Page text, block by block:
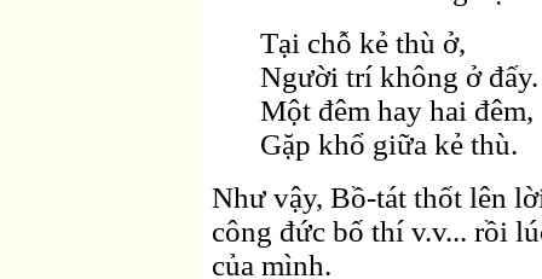
Tại chỗ kẻ thù ở,
Người trí không ở đấy.
Một đêm hay hai đêm,
Gặp khổ giữa kẻ thù.
Như vậy, Bồ-tát thốt lên
công đức bố thí v.v... rồi
của mình.